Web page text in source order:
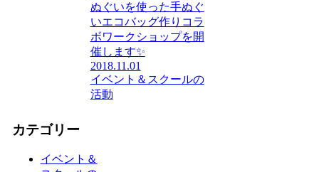
ぬぐいを使った手ぬぐ
いエコバッグ作りコラ
ボワークショップを開
催します✨
2018.11.01
イベント＆スクールの
活動
カテゴリー
イベント＆